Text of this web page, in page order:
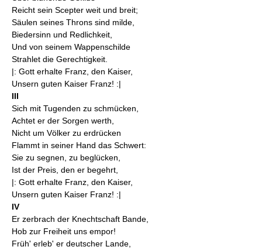
Reicht sein Scepter weit und breit;
Säulen seines Throns sind milde,
Biedersinn und Redlichkeit,
Und von seinem Wappenschilde
Strahlet die Gerechtigkeit.
|: Gott erhalte Franz, den Kaiser,
Unsern guten Kaiser Franz! :|
III
Sich mit Tugenden zu schmücken,
Achtet er der Sorgen werth,
Nicht um Völker zu erdrücken
Flammt in seiner Hand das Schwert:
Sie zu segnen, zu beglücken,
Ist der Preis, den er begehrt,
|: Gott erhalte Franz, den Kaiser,
Unsern guten Kaiser Franz! :|
IV
Er zerbrach der Knechtschaft Bande,
Hob zur Freiheit uns empor!
Früh' erleb' er deutscher Lande,